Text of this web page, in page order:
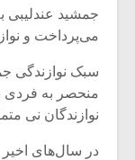
جمشید عندلیبی
می‌پرداخت و
سبک نوازندگی
منحصر به فردی
نوازندگان نی
در سال‌های اخیر